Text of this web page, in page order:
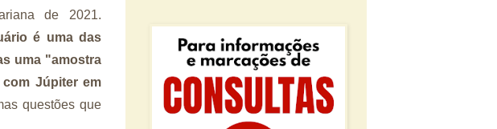
de 2021.
é uma das
uma "amostra
Júpiter em
questões que